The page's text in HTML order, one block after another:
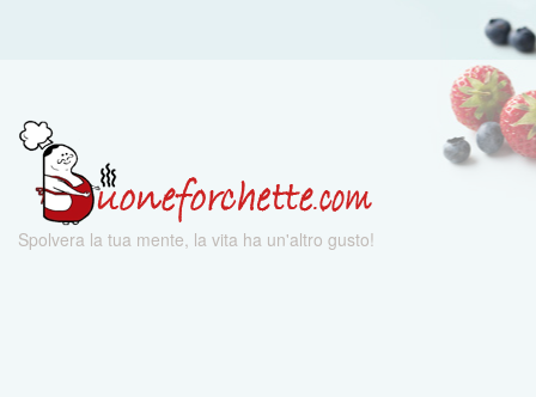
Spolvera la tua mente, la vita ha un'altro gusto!